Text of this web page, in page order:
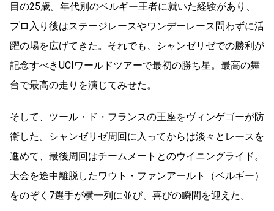
目の25歳。年代別のベルギー王者に就いた経験があり、
プロ入り後はステージレースやワンデーレース問わずに活
躍の場を広げてきた。それでも、シャンゼリゼでの勝利が
記念すべきUCIワールドツアーで最初の勝ち星。最高の舞
台で最高の走りを演じてみせた。
そして、ツール・ド・フランスの王座をヴィンゲゴーが防
衛した。シャンゼリゼ周回に入ってからは淡々とレースを
進めて、最後周回はチームメートとのウイニングライド。
大会を途中離脱したワウト・ファンアールト（ベルギー）
をのぞく7選手が横一列に並び、喜びの瞬間を迎えた。